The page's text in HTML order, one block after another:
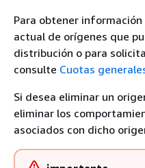
Para obtener
actual de orígenes que
distribución o para
consulte Cuotas
Si desea eliminar un
eliminar los
asociados con dicho